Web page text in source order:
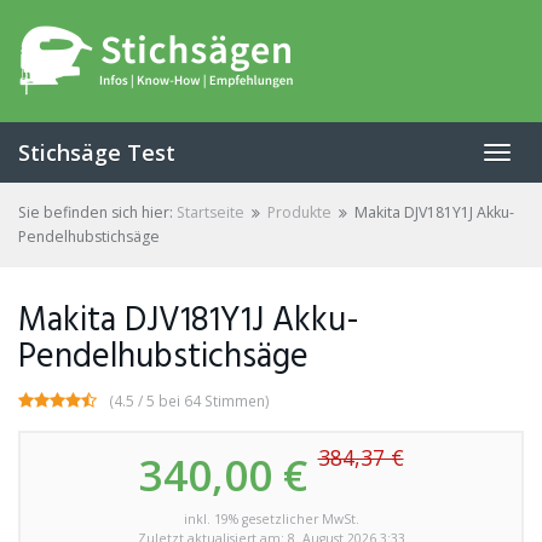
main
content
Stichsäge Test
Sie befinden sich hier: Startseite Produkte
Makita DJV181Y1J Akku-
Pendelhubstichsäge
Makita DJV181Y1J Akku-
Pendelhubstichsäge
(4.5 / 5 bei 64 Stimmen)
340,00 €384,37 €
inkl. 19% gesetzlicher MwSt.
Zuletzt aktualisiert am: 8. August 2026 3:33